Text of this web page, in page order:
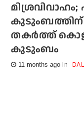
കുടുംബത്തിന്
തകര്‍ത്ത്
കുടുംബം
11 months ago